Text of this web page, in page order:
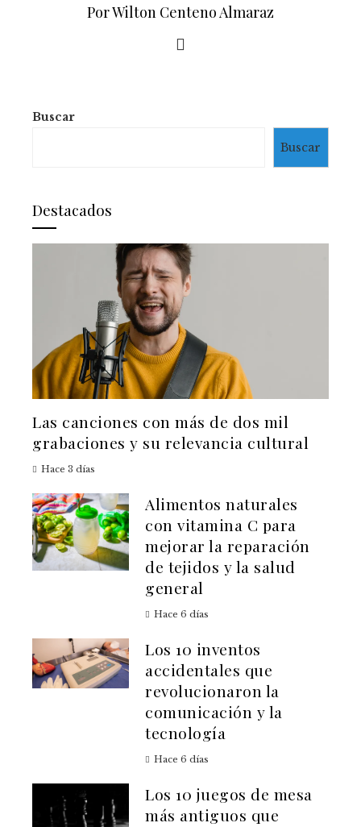
Por Wilton Centeno Almaraz
Buscar
Buscar
Destacados
Las canciones con más de dos mil
grabaciones y su relevancia cultural
Hace 3 días
Alimentos naturales
con vitamina C para
mejorar la reparación
de tejidos y la salud
general
Hace 6 días
Los 10 inventos
accidentales que
revolucionaron la
comunicación y la
tecnología
Hace 6 días
Los 10 juegos de mesa
más antiguos que